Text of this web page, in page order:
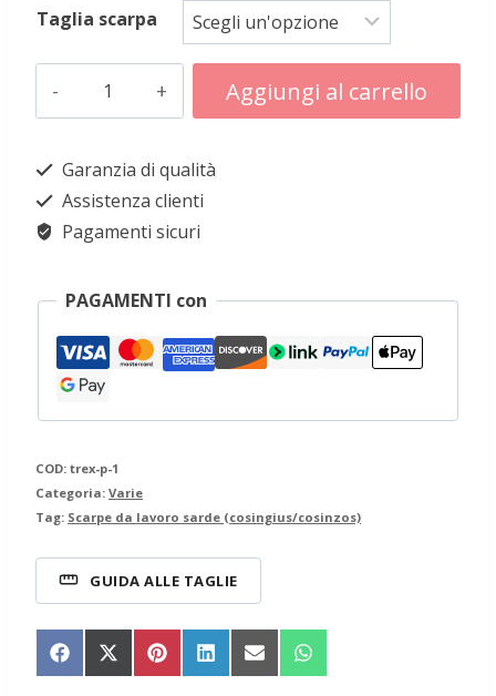
Taglia scarpa
Cosingius
modello
Aggiungi al carrello
Garanzia di qualità
Assistenza clienti
Pagamenti sicuri
PAGAMENTI con
COD: trex-p-1
Categoria: Varie
Tag: Scarpe da lavoro sarde (cosingius/cosinzos)
GUIDA ALLE TAGLIE
Share
on
Share
on
Share
on
Share
on
Share
on
Share
on